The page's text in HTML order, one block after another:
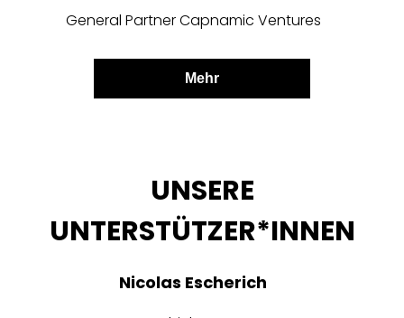
General Partner Capnamic Ventures
Mehr
UNSERE
UNTERSTÜTZER*INNEN
Nicolas Escherich